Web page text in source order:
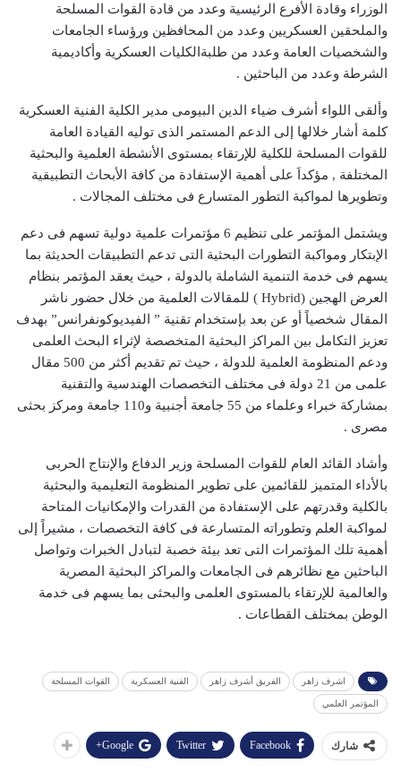
الوزراء وقادة الأفرع الرئيسية وعدد من قادة القوات المسلحة
والملحقين العسكريين وعدد من المحافظين ورؤساء الجامعات
والشخصيات العامة وعدد من طلبةالكليات العسكرية وأكاديمية
الشرطة وعدد من الباحثين .
وألقى اللواء أشرف ضياء الدين البيومى مدير الكلية الفنية العسكرية
كلمة أشار خلالها إلى الدعم المستمر الذى توليه القيادة العامة
للقوات المسلحة للكلية للإرتقاء بمستوى الأنشطة العلمية والبحثية
المختلفة , مؤكداَ على أهمية الإستفادة من كافة الأبحاث التطبيقية
وتطويرها لمواكبة التطور المتسارع فى مختلف المجالات .
ويشتمل المؤتمر على تنظيم 6 مؤتمرات علمية دولية تسهم فى دعم
الإبتكار ومواكبة التطورات البحثية التى تدعم التطبيقات الحديثة بما
يسهم فى خدمة التنمية الشاملة بالدولة ، حيث يعقد المؤتمر بنظام
العرض الهجين (Hybrid ) للمقالات العلمية من خلال حضور ناشر
المقال شخصياً أو عن بعد بإستخدام تقنية ” الفيديوكونفرانس” بهدف
تعزيز التكامل بين المراكز البحثية المتخصصة لإثراء البحث العلمى
ودعم المنظومة العلمية للدولة ، حيث تم تقديم أكثر من 500 مقال
علمى من 21 دولة فى مختلف التخصصات الهندسية والتقنية
بمشاركة خبراء وعلماء من 55 جامعة أجنبية و110 جامعة ومركز بحثى
مصرى .
وأشاد القائد العام للقوات المسلحة وزير الدفاع والإنتاج الحربى
بالأداء المتميز للقائمين على تطوير المنظومة التعليمية والبحثية
بالكلية وقدرتهم على الإستفادة من القدرات والإمكانيات المتاحة
لمواكبة العلم وتطوراته المتسارعة فى كافة التخصصات ، مشيراً إلى
أهمية تلك المؤتمرات التى تعد بيئة خصبة لتبادل الخبرات وتواصل
الباحثين مع نظائرهم فى الجامعات والمراكز البحثية المصرية
والعالمية للإرتقاء بالمستوى العلمى والبحثى بما يسهم فى خدمة
الوطن بمختلف القطاعات .
اشرف زاهر الفريق أشرف زاهر الفنية العسكرية القوات المسلحة
المؤتمر العلمي
شارك Facebook
Twitter
Google+